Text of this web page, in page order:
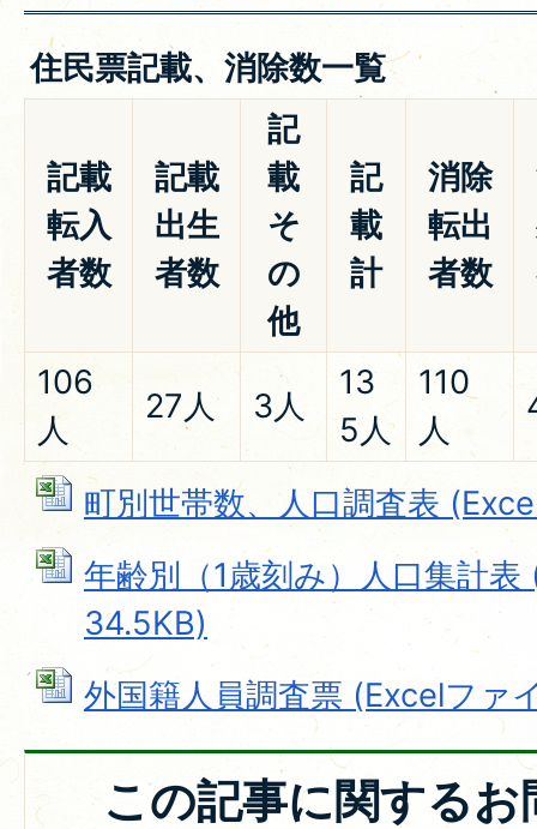
住民票記載、消除数一覧
記載
転入
者数
記載
出生
者数
記
載
そ
の
他
記
載
計
消除
転出
者数
106
人
27人 3人
13
5人
110
人
町別世帯数、人口調査表
年齢別（1歳刻み）人口集計
34.5KB)
外国籍人員調査票 (Excelファ
この記事に関する